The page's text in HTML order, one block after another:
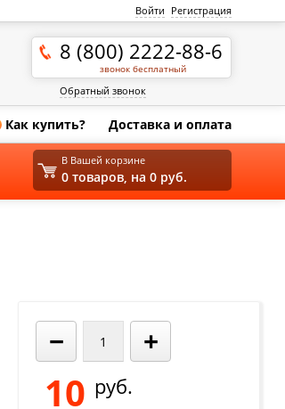
Войти Регистрация
8 (800) 2222-88-6
звонок бесплатный
Обратный звонок
Как купить? Доставка и оплата
− +
10 руб.
В Вашей корзине
0 товаров, на 0 руб.